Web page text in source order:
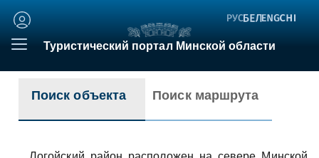
Туристический портал Минской области
Поиск объекта Поиск маршрута